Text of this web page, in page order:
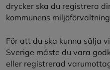
drycker ska du registrera
kommunens
För att du ska kunna sälja
Sverige måste du vara
eller registrerad